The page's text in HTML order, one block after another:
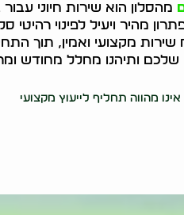
מהסלון הוא שירות חיוני
מהיר ויעיל לפינוי רהיטי
שירות מקצועי ואמין, תוך
שלכם ותיהנו מחלל מחודש
מהווה תחליף לייעוץ מקצועי